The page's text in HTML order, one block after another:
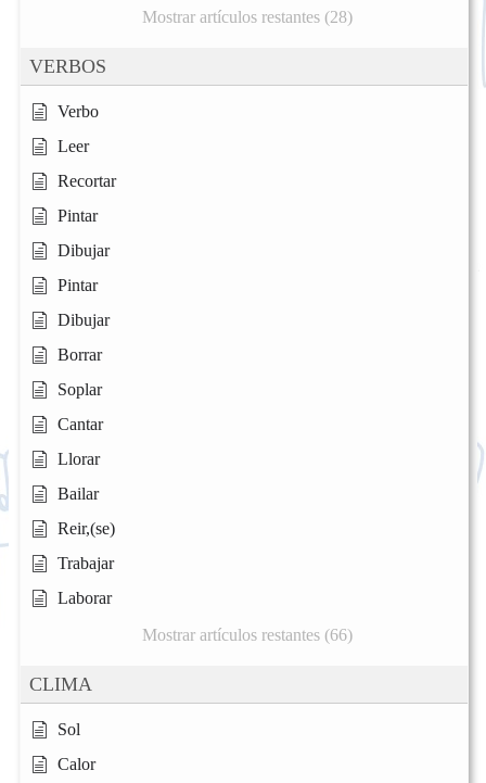
Mostrar artículos restantes (28)
VERBOS
Verbo
Leer
Recortar
Pintar
Dibujar
Pintar
Dibujar
Borrar
Soplar
Cantar
Llorar
Bailar
Reir,(se)
Trabajar
Laborar
Mostrar artículos restantes (66)
CLIMA
Sol
Calor